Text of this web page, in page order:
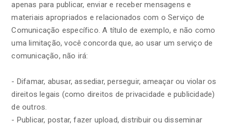
apenas para publicar, enviar e receber mensagens e
materiais apropriados e relacionados com o Serviço de
Comunicação específico. A título de exemplo, e não como
uma limitação, você concorda que, ao usar um serviço de
comunicação, não irá:
- Difamar, abusar, assediar, perseguir, ameaçar ou violar os
direitos legais (como direitos de privacidade e publicidade)
de outros.
- Publicar, postar, fazer upload, distribuir ou disseminar